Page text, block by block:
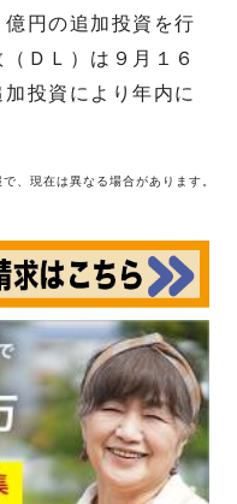
円の追加投資を行
ＤＬ）は９月１６
投資により年内に
、現在は異なる場合があります。